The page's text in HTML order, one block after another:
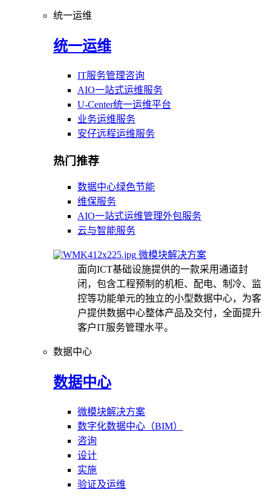
统一运维
统一运维
IT服务管理咨询
AIO一站式运维服务
U-Center统一运维平台
业务运维服务
安仔远程运维服务
热门推荐
数据中心绿色节能
维保服务
AIO一站式运维管理外包服务
云与智能服务
微模块解决方案
面向ICT基础设施提供的一款采用通道封
闭，包含工程预制的机柜、配电、制冷、监
控等功能单元的独立的小型数据中心，为客
户提供数据中心整体产品及交付，全面提升
客户IT服务管理水平。
数据中心
数据中心
微模块解决方案
数字化数据中心（BIM）
咨询
设计
实施
验证及运维